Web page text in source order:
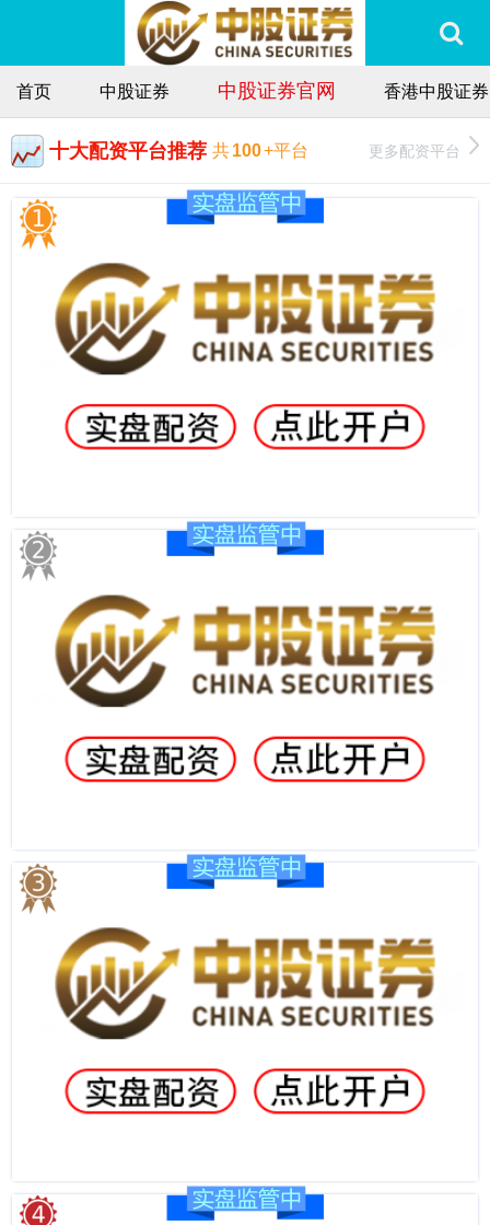
首页 中股证券 中股证券官网 香港中股证券
十大配资平台推荐 共100+平台 更多配资平台